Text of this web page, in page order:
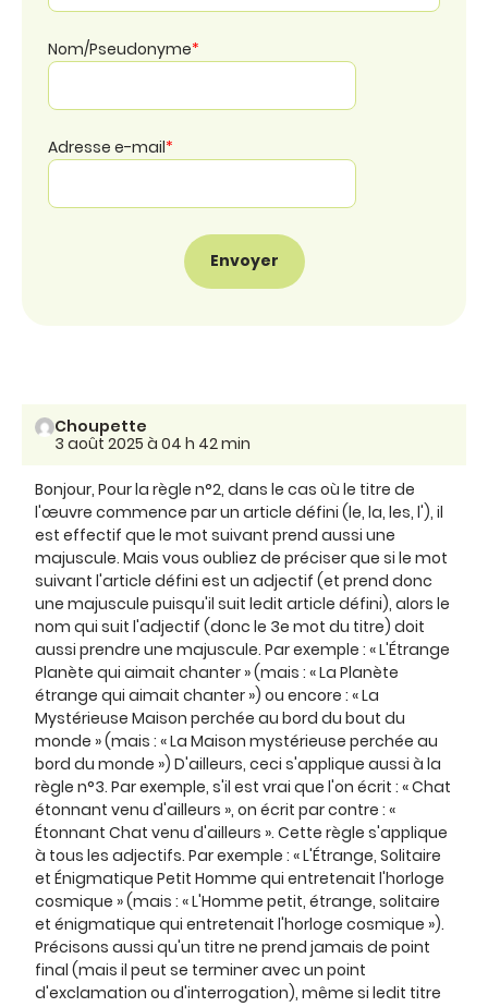
Nom/Pseudonyme*
Adresse e-mail*
Choupette
3 août 2025 à 04 h 42 min
Bonjour, Pour la règle n°2, dans le cas où le titre de
l'œuvre commence par un article défini (le, la, les, l'), il
est effectif que le mot suivant prend aussi une
majuscule. Mais vous oubliez de préciser que si le mot
suivant l'article défini est un adjectif (et prend donc
une majuscule puisqu'il suit ledit article défini), alors le
nom qui suit l'adjectif (donc le 3e mot du titre) doit
aussi prendre une majuscule. Par exemple : « L'Étrange
Planète qui aimait chanter » (mais : « La Planète
étrange qui aimait chanter ») ou encore : « La
Mystérieuse Maison perchée au bord du bout du
monde » (mais : « La Maison mystérieuse perchée au
bord du monde ») D'ailleurs, ceci s'applique aussi à la
règle n°3. Par exemple, s'il est vrai que l'on écrit : « Chat
étonnant venu d'ailleurs », on écrit par contre : «
Étonnant Chat venu d'ailleurs ». Cette règle s'applique
à tous les adjectifs. Par exemple : « L'Étrange, Solitaire
et Énigmatique Petit Homme qui entretenait l'horloge
cosmique » (mais : « L'Homme petit, étrange, solitaire
et énigmatique qui entretenait l'horloge cosmique »).
Précisons aussi qu'un titre ne prend jamais de point
final (mais il peut se terminer avec un point
d'exclamation ou d'interrogation), même si ledit titre